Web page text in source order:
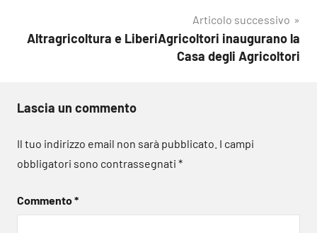
Articolo successivo
Altragricoltura e LiberiAgricoltori inaugurano la
Casa degli Agricoltori
Lascia un commento
Il tuo indirizzo email non sarà pubblicato. I campi
obbligatori sono contrassegnati *
Commento*